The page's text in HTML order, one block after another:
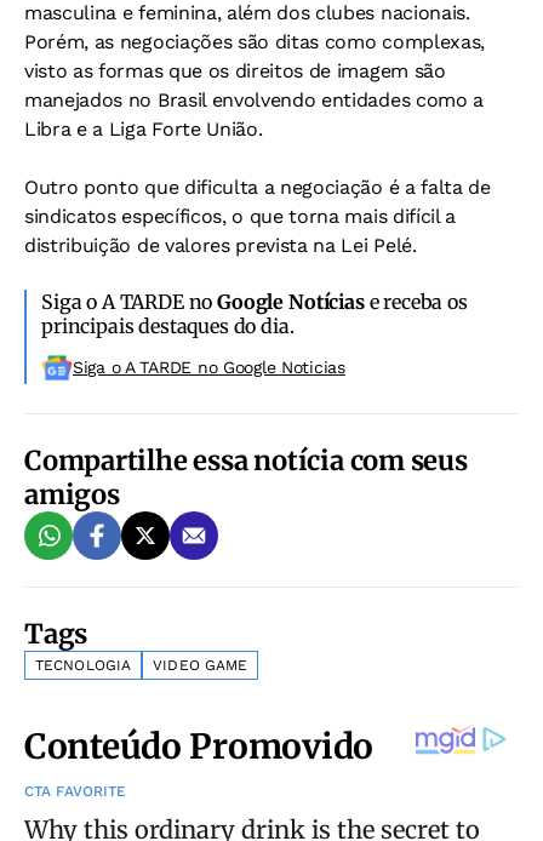
masculina e feminina, além dos clubes nacionais.
Porém, as negociações são ditas como complexas,
visto as formas que os direitos de imagem são
manejados no Brasil envolvendo entidades como a
Libra e a Liga Forte União.
Outro ponto que dificulta a negociação é a falta de
sindicatos específicos, o que torna mais difícil a
distribuição de valores prevista na Lei Pelé.
Siga o A TARDE noGoogle Notíciase receba os
principais destaques do dia.
Siga o A TARDE no Google Noticias
Compartilhe essa notícia com seus
amigos
Tags
TECNOLOGIA VIDEO GAME